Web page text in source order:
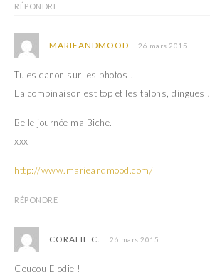
RÉPONDRE
MARIEANDMOOD 26 mars 2015
Tu es canon sur les photos !
La combinaison est top et les talons, dingues !
Belle journée ma Biche.
xxx
http://www.marieandmood.com/
RÉPONDRE
CORALIE C. 26 mars 2015
Coucou Elodie !